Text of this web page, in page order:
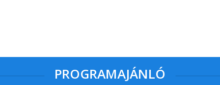
PROGRAMAJÁNLÓ